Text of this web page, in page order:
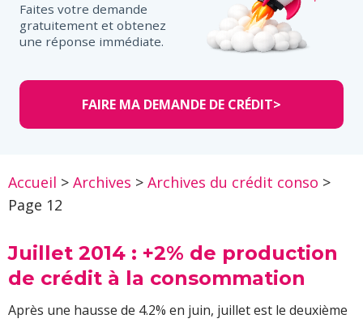
Faites votre demande
gratuitement et obtenez
une réponse immédiate.
FAIRE MA DEMANDE DE CRÉDIT>
Accueil > Archives > Archives du crédit conso >
Page 12
Juillet 2014 : +2% de production
de crédit à la consommation
Après une hausse de 4.2% en juin, juillet est le deuxième